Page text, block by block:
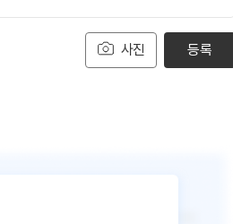
사진 등록